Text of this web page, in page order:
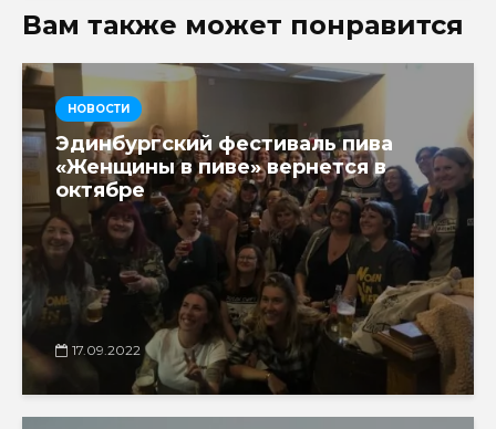
Вам также может понравится
НОВОСТИ
Эдинбургский фестиваль пива
«Женщины в пиве» вернется в
октябре
17.09.2022